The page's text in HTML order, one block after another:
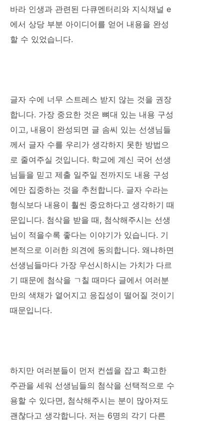
바라 인생과 관련된 다큐멘터리와 지식채널 e
에서 상당 부분 아이디어를 얻어 내용을 완성
할 수 있었습니다.
글자 수에 너무 스트레스 받지 않는 것을 권장
합니다. 가장 중요한 것은 뼈대 있는 내용 구성
이고, 내용이 완성되면 글 솜씨 있는 선생님들
께서 글자 수를 우리가 생각하지 못한 방법으
로 줄여주실 것입니다. 학교에 계신 국어 선생
님들을 믿고 제출 일주일 전까지도 내용 구성
에만 집중하는 것을 추천합니다. 글자 수라는
형식보다 내용이 훨씬 중요하다고 생각하기 때
문입니다. 첨삭을 받을 때, 첨삭해주시는 선생
님이 적을수록 좋다는 이야기가 있습니다. 기
본적으로 이러한 의견에 동의합니다. 왜냐하면
선생님들마다 가장 우선시하시는 가치가 다르
기 때문에 첨삭을 ㄱ칠 때마다 글에서 여러분
만의 색채가 옅어지고 응집성이 떨어질 것이기
때문입니다.
하지만 여러분들이 먼저 컨셉을 잡고 확고한
주관을 세워 선생님들의 첨삭을 선택적으로 수
용할 수 있다면, 첨삭해주시는 분이 많아져도
괜찮다고 생각합니다. 저는 6명의 각기 다른